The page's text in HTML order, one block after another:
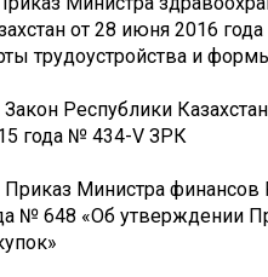
от 28 июня 2016
трудоустройства и
Закон Республики
года № 434-V ЗРК
Приказ Министра финансов
№ 648 «Об утверждении